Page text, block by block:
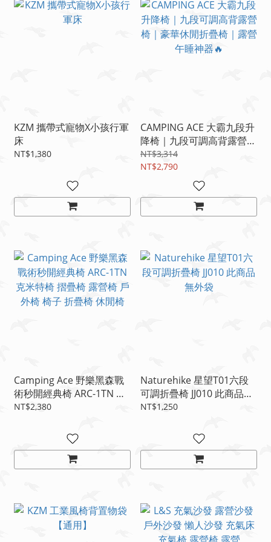
KZM 攜帶式寵物X小孩行軍
床
NT$1,380
CAMPING ACE 大霸九段升
降椅｜九段可調高背露營椅
｜豪華休閒折疊椅｜露營午
睡神器🔥
NT$3,314
NT$2,790
Camping Ace 野樂黑森戰
術秒開經典椅 ARC-1TN 克
米特椅 摺疊椅 露營椅 戶外
NT$2,380
Naturehike 星望T01六段
可調折疊椅 JJ010 此商品無
外袋
NT$1,250